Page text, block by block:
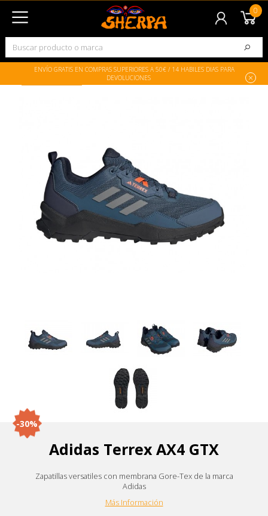
ENVÍO GRATIS EN COMPRAS SUPERIORES A 50€ / 14 HABILES DIAS PARA
DEVOLUCIONES
0
-30%
Adidas Terrex AX4 GTX
Zapatillas versatiles con membrana Gore-Tex de la marca
Adidas
Más Información